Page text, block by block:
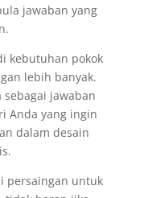
jawaban yang
kebutuhan pokok
lebih banyak.
jawaban
Anda yang ingin
dalam desain
persaingan untuk